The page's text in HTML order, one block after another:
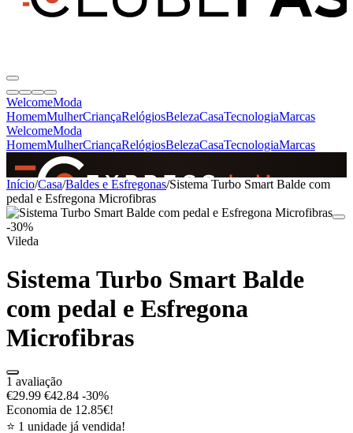
WelcomeModa
HomemMulherCriançaRelógiosBelezaCasaTecnologiaMarcas
WelcomeModa
HomemMulherCriançaRelógiosBelezaCasaTecnologiaMarcas
SINCE 2005
+de 36.000 reviews
Início/Casa/Baldes e Esfregonas/Sistema Turbo Smart Balde com
pedal e Esfregona Microfibras
-30%
Vileda
Sistema Turbo Smart Balde
com pedal e Esfregona
Microfibras
1 avaliação
€29.99 €42.84 -30%
Economia de 12.85€!
⭐ 1 unidade já vendida!